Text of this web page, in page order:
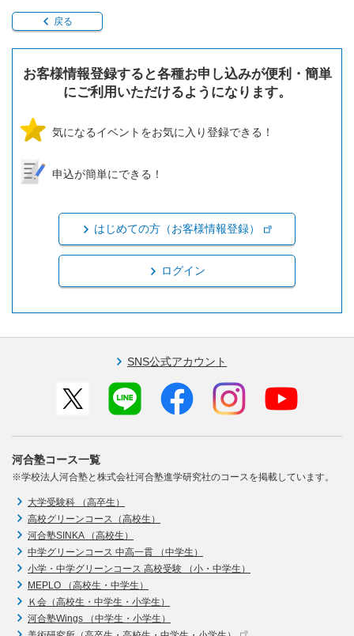
戻る
お客様情報登録すると各種お申し込みが便利・簡単
にご利用いただけるようになります。
気になるイベントをお気に入り登録できる！
申込が簡単にできる！
はじめての方（お客様情報登録）
ログイン
SNS公式アカウント
河合塾コース一覧
※学校法人河合塾と株式会社河合塾進学研究社のコースを掲載しています。
大学受験科 （高卒生）
高校グリーンコース（高校生）
河合塾SINKA （高校生）
中学グリーンコース 中高一貫 （中学生）
小学・中学グリーンコース 高校受験 （小・中学生）
MEPLO （高校生・中学生）
Ｋ会（高校生・中学生・小学生）
河合塾Wings （中学生・小学生）